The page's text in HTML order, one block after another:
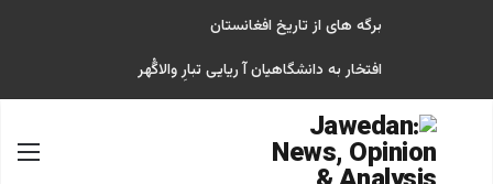
برگه های از تاریخ افغانستان
افتخار به دانشگاهیان آ ریایی تبارِ والاگُهر
جستجو برای